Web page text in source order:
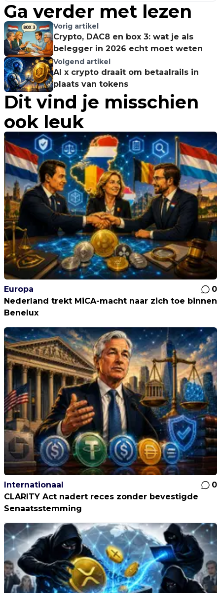
Ga verder met lezen
Vorig artikel
Crypto, DAC8 en box 3: wat je als
belegger in 2026 echt moet weten
Volgend artikel
AI x crypto draait om betaalrails in
plaats van tokens
Dit vind je misschien
ook leuk
Europa
0
Nederland trekt MiCA-macht naar zich toe binnen
Benelux
Internationaal
0
CLARITY Act nadert reces zonder bevestigde
Senaatsstemming